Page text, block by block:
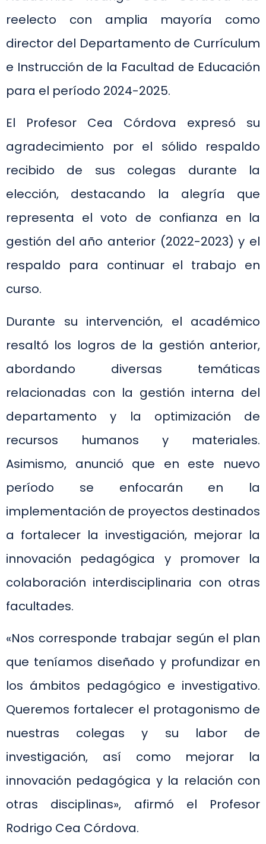
reelecto con amplia mayoría como
director del Departamento de Currículum
e Instrucción de la Facultad de Educación
para el período 2024-2025.
El Profesor Cea Córdova expresó su
agradecimiento por el sólido respaldo
recibido de sus colegas durante la
elección, destacando la alegría que
representa el voto de confianza en la
gestión del año anterior (2022-2023) y el
respaldo para continuar el trabajo en
curso.
Durante su intervención, el académico
resaltó los logros de la gestión anterior,
abordando diversas temáticas
relacionadas con la gestión interna del
departamento y la optimización de
recursos humanos y materiales.
Asimismo, anunció que en este nuevo
período se enfocarán en la
implementación de proyectos destinados
a fortalecer la investigación, mejorar la
innovación pedagógica y promover la
colaboración interdisciplinaria con otras
facultades.
«Nos corresponde trabajar según el plan
que teníamos diseñado y profundizar en
los ámbitos pedagógico e investigativo.
Queremos fortalecer el protagonismo de
nuestras colegas y su labor de
investigación, así como mejorar la
innovación pedagógica y la relación con
otras disciplinas», afirmó el Profesor
Rodrigo Cea Córdova.